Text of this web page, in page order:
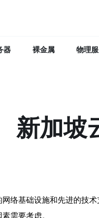
器 裸金属 物理
新加坡
络基础设施和先进的技
需要考虑。